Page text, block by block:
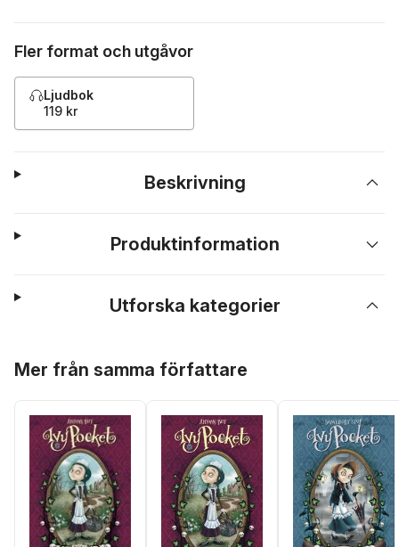
Fler format och utgåvor
Ljudbok
119 kr
Beskrivning
Produktinformation
Utforska kategorier
Mer från samma författare